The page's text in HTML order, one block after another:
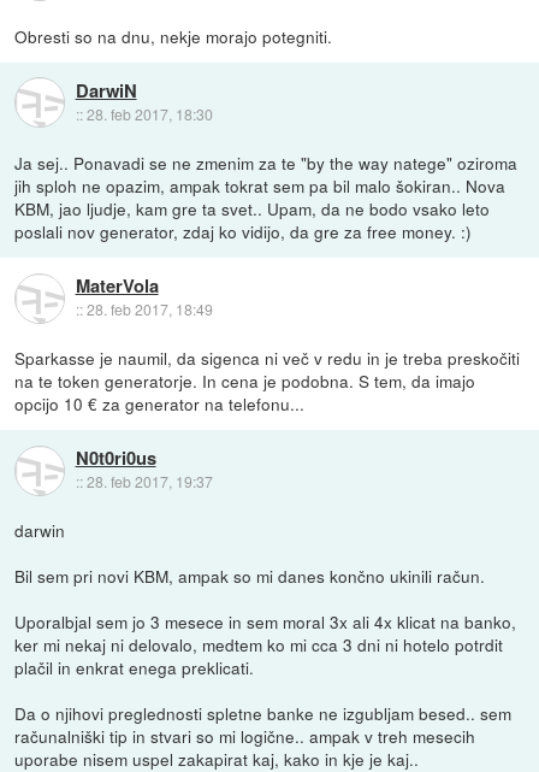
Obresti so na dnu, nekje morajo potegniti.
DarwiN
::28. feb 2017, 18:30
Ja sej.. Ponavadi se ne zmenim za te "by the way natege" oziroma
jih sploh ne opazim, ampak tokrat sem pa bil malo šokiran.. Nova
KBM, jao ljudje, kam gre ta svet.. Upam, da ne bodo vsako leto
poslali nov generator, zdaj ko vidijo, da gre za free money. :)
MaterVola
::28. feb 2017, 18:49
Sparkasse je naumil, da sigenca ni več v redu in je treba preskočiti
na te token generatorje. In cena je podobna. S tem, da imajo
opcijo 10 € za generator na telefonu...
N0t0ri0us
::28. feb 2017, 19:37
darwin
Bil sem pri novi KBM, ampak so mi danes končno ukinili račun.
Uporalbjal sem jo 3 mesece in sem moral 3x ali 4x klicat na banko,
ker mi nekaj ni delovalo, medtem ko mi cca 3 dni ni hotelo potrdit
plačil in enkrat enega preklicati.
Da o njihovi preglednosti spletne banke ne izgubljam besed.. sem
računalniški tip in stvari so mi logične.. ampak v treh mesecih
uporabe nisem uspel zakapirat kaj, kako in kje je kaj..